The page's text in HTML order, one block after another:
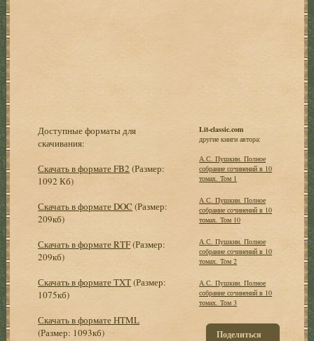
Доступные форматы для
скачивания:
Скачать в формате FB2 (Размер:
1092 Кб)
Скачать в формате DOC (Размер:
209кб)
Скачать в формате RTF(Размер:
209кб)
Скачать в формате TXT(Размер:
1075кб)
Скачать в формате HTML
(Размер: 1093кб)
Lit-classic.com
другие книги автора:
А.С. Пушкин. Полное
собрание сочинений в 10
томах. Том 1
А.С. Пушкин. Полное
собрание сочинений в 10
томах. Том 10
А.С. Пушкин. Полное
собрание сочинений в 10
томах. Том 2
А.С. Пушкин. Полное
собрание сочинений в 10
томах. Том 3
Поделиться